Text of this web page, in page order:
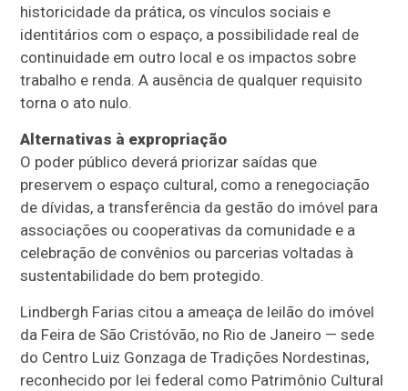
historicidade da prática, os vínculos sociais e
identitários com o espaço, a possibilidade real de
continuidade em outro local e os impactos sobre
trabalho e renda. A ausência de qualquer requisito
torna o ato nulo.
Alternativas à expropriação
O poder público deverá priorizar saídas que
preservem o espaço cultural, como a renegociação
de dívidas, a transferência da gestão do imóvel para
associações ou cooperativas da comunidade e a
celebração de convênios ou parcerias voltadas à
sustentabilidade do bem protegido.
Lindbergh Farias citou a ameaça de leilão do imóvel
da Feira de São Cristóvão, no Rio de Janeiro — sede
do Centro Luiz Gonzaga de Tradições Nordestinas,
reconhecido por lei federal como Patrimônio Cultural